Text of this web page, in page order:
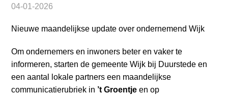
i
o
J
u
m
p
04-01-2026
Nieuwe maandelijkse update over ondernemend Wijk
Om ondernemers en inwoners beter en vaker te
informeren, starten de gemeente Wijk bij Duurstede en
een aantal lokale partners een maandelijkse
communicatie­rubriek in ’t Groentje en op